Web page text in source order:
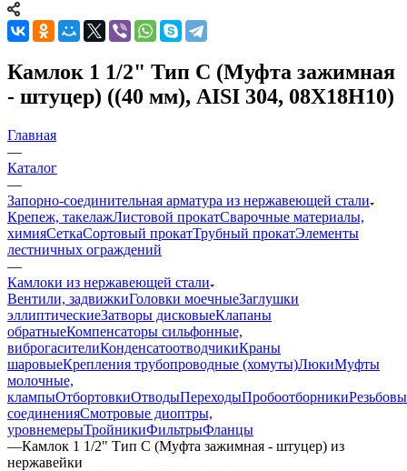
Камлок 1 1/2" Тип С (Муфта зажимная
- штуцер) ((40 мм), AISI 304, 08Х18Н10)
Главная
—
Каталог
—
Запорно-соединительная арматура из нержавеющей стали
Крепеж, такелажЛистовой прокатСварочные материалы,
химияСеткаСортовый прокатТрубный прокатЭлементы
лестничных ограждений
—
Камлоки из нержавеющей стали
Вентили, задвижкиГоловки моечныеЗаглушки
эллиптическиеЗатворы дисковыеКлапаны
обратныеКомпенсаторы сильфонные,
виброгасителиКонденсатоотводчикиКраны
шаровыеКрепления трубопроводные (хомуты)ЛюкиМуфты
молочные,
клампыОтбортовкиОтводыПереходыПробоотборники
соединенияСмотровые диоптры,
уровнемерыТройникиФильтрыФланцы
—Камлок 1 1/2" Тип С (Муфта зажимная - штуцер) из
нержавейки